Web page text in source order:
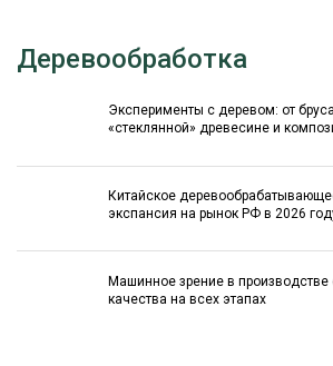
Деревообработка
Эксперименты с деревом: от
«стеклянной» древесине и
Китайское
экспансия на рынок РФ в 2026
Машинное зрение в производстве
качества на всех этапах